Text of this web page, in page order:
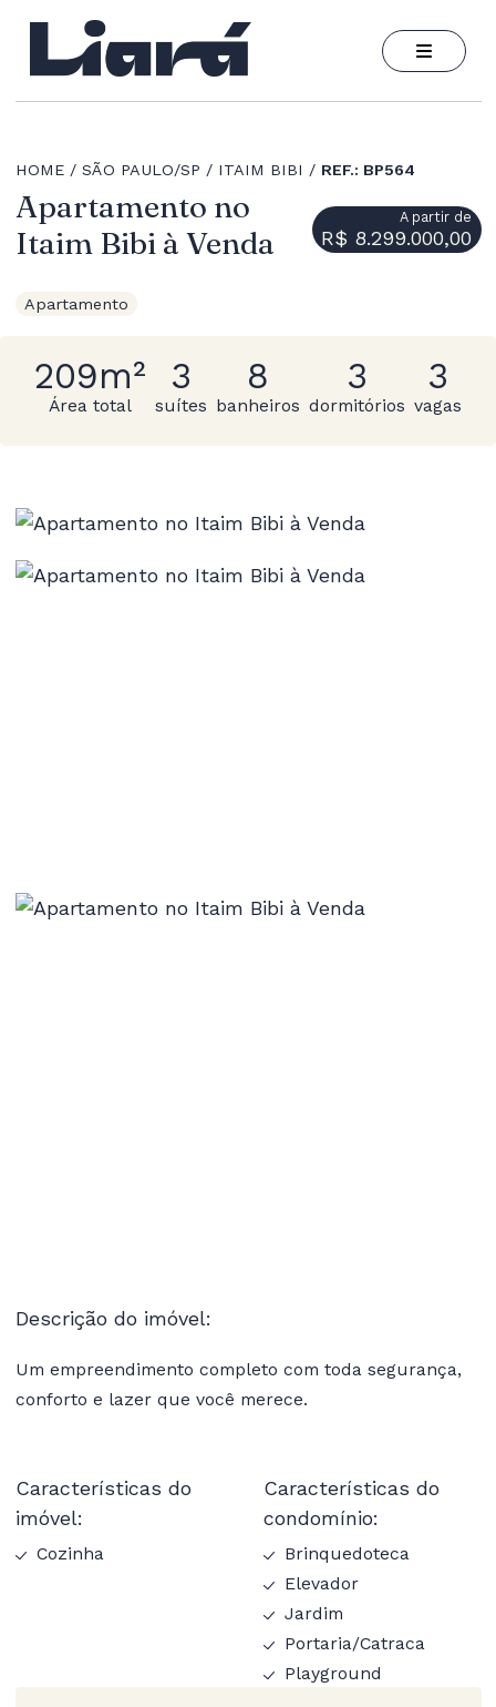
HOME SÃO PAULO/SP ITAIM BIBI REF.: BP564
Apartamento no
Itaim Bibi à Venda
A partir de
R$ 8.299.000,00
Apartamento
209m²
Área total
3
suítes
8
banheiros
3
dormitórios
3
vagas
Descrição do imóvel:
Um empreendimento completo com toda segurança,
conforto e lazer que você merece.
Características do
imóvel:
Cozinha
Características do
condomínio:
Brinquedoteca
Elevador
Jardim
Portaria/Catraca
Playground